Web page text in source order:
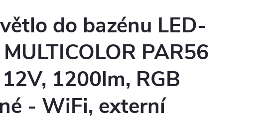
do bazénu LED-
PAR56
1200lm, RGB
- WiFi, externí